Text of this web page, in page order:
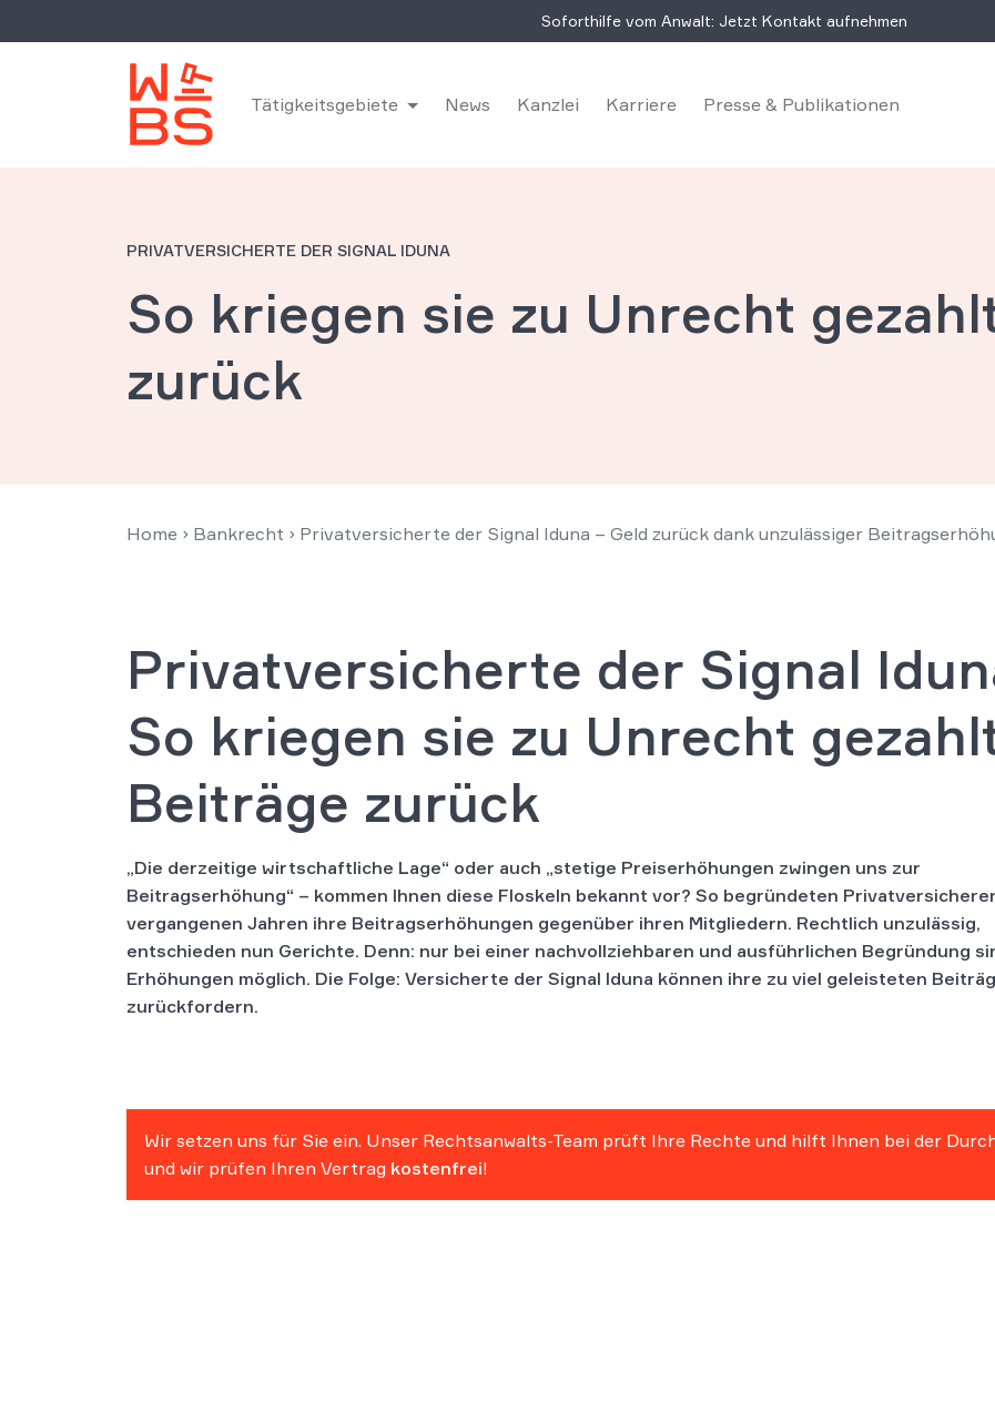
Soforthilfe vom Anwalt: Jetzt Kontakt aufnehmen
Tätigkeitsgebiete News Kanzlei Karriere Presse & Publikationen
PRIVATVERSICHERTE DER SIGNAL IDUNA
So kriegen sie zu Unrecht
zurück
Home › Bankrecht › Privatversicherte der Signal Iduna – Geld zurück dank unzulässiger
Privatversicherte der Signal
So kriegen sie zu Unrecht
Beiträge zurück
„Die derzeitige wirtschaftliche Lage“ oder auch „stetige Preiserhöhungen zwingen uns zur
Beitragserhöhung“ – kommen Ihnen diese Floskeln bekannt vor? So begründeten
vergangenen Jahren ihre Beitragserhöhungen gegenüber ihren Mitgliedern. Rechtlich unzulässig,
entschieden nun Gerichte. Denn: nur bei einer nachvollziehbaren und ausführlichen Begründung
Erhöhungen möglich. Die Folge: Versicherte der Signal Iduna können ihre zu viel geleisteten
zurückfordern.
Wir setzen uns für Sie ein. Unser Rechtsanwalts-Team prüft Ihre Rechte und hilft Ihnen bei der
und wir prüfen Ihren Vertrag kostenfrei!